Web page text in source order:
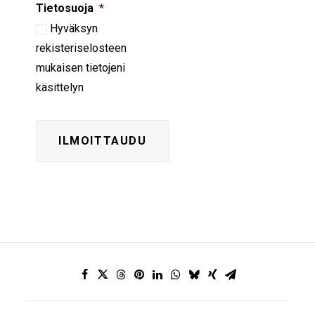
Tietosuoja *
Hyväksyn
rekisteriselosteen
mukaisen tietojeni
käsittelyn